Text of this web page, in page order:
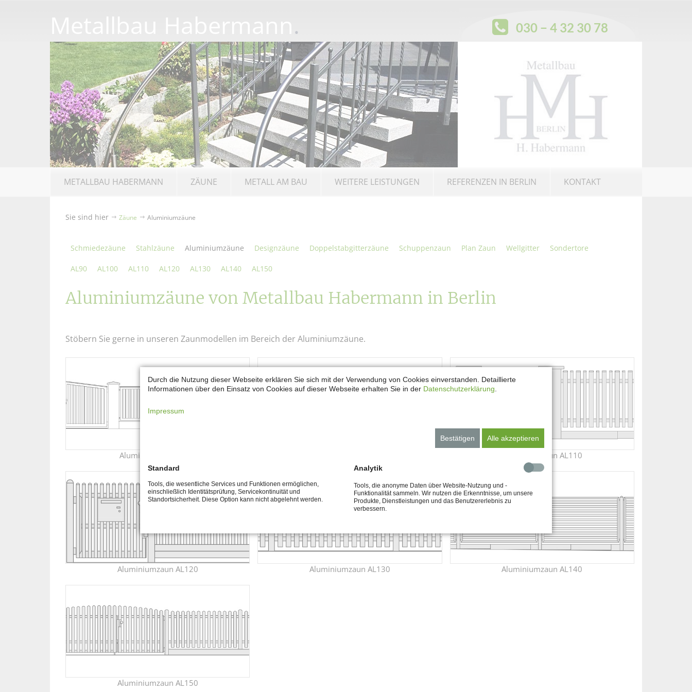
. 030 − 4 32 30 78
METALLBAU HABERMANN ZÄUNE METALL AM BAU WEITERE LEISTUNGEN REFERENZEN IN BERLIN KONTAKT
Sie sind hier Zäune Aluminiumzäune
Schmiedezäune Stahlzäune Aluminiumzäune Designzäune Doppelstabgitterzäune Schuppenzaun Plan Zaun Wellgitter Sondertore
AL90 AL100 AL110 AL120 AL130 AL140 AL150
Aluminiumzäune von Metallbau Habermann in Berlin
Stöbern Sie gerne in unseren Zaunmodellen im Bereich der Aluminiumzäune.
Aluminiumzaun AL90 Aluminiumzaun AL110
Aluminiumzaun AL120 Aluminiumzaun AL130 Aluminiumzaun AL140
Aluminiumzaun AL150
Durch die Nutzung dieser Webseite erklären Sie sich mit der Verwendung von Cookies einverstanden. Detaillierte
Informationen über den Einsatz von Cookies auf dieser Webseite erhalten Sie in der Datenschutzerklärung
Impressum
Bestätigen Alle akzeptieren
Standard
Tools, die wesentliche Services und Funktionen ermöglichen,
einschließlich Identitätsprüfung, Servicekontinuität und
Standortsicherheit. Diese Option kann nicht abgelehnt werden.
Analytik
Tools, die anonyme Daten über Website-Nutzung und -
Funktionalität sammeln. Wir nutzen die Erkenntnisse, um unsere
Produkte, Dienstleistungen und das Benutzererlebnis zu
verbessern.